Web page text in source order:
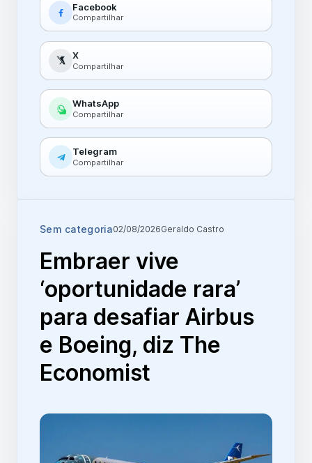
Facebook
Compartilhar
X
Compartilhar
WhatsApp
Compartilhar
Telegram
Compartilhar
Sem categoria02/08/2026Geraldo Castro
Embraer vive
‘oportunidade rara’
para desafiar Airbus
e Boeing, diz The
Economist